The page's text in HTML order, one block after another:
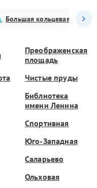
Большая кольцевая
Преображенская
площадь
Чистые пруды
Библиотека
имени Ленина
Спортивная
Юго-Западная
Саларьево
Ольховая